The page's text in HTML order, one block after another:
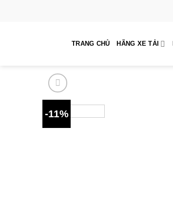
TRANG CHỦ HÃNG XE TẢI
-11%